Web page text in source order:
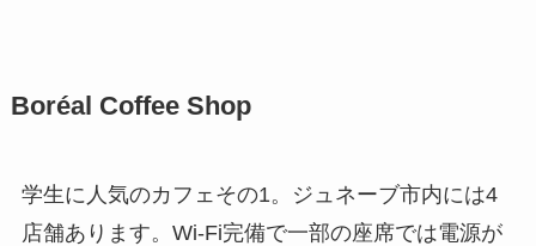
Boréal Coffee Shop
学生に人気のカフェその1。ジュネーブ市内には4
店舗あります。Wi-Fi完備で一部の座席では電源が